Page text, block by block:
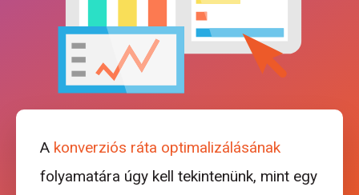
A konverziós ráta optimalizálásának
folyamatára úgy kell tekintenünk, mint egy